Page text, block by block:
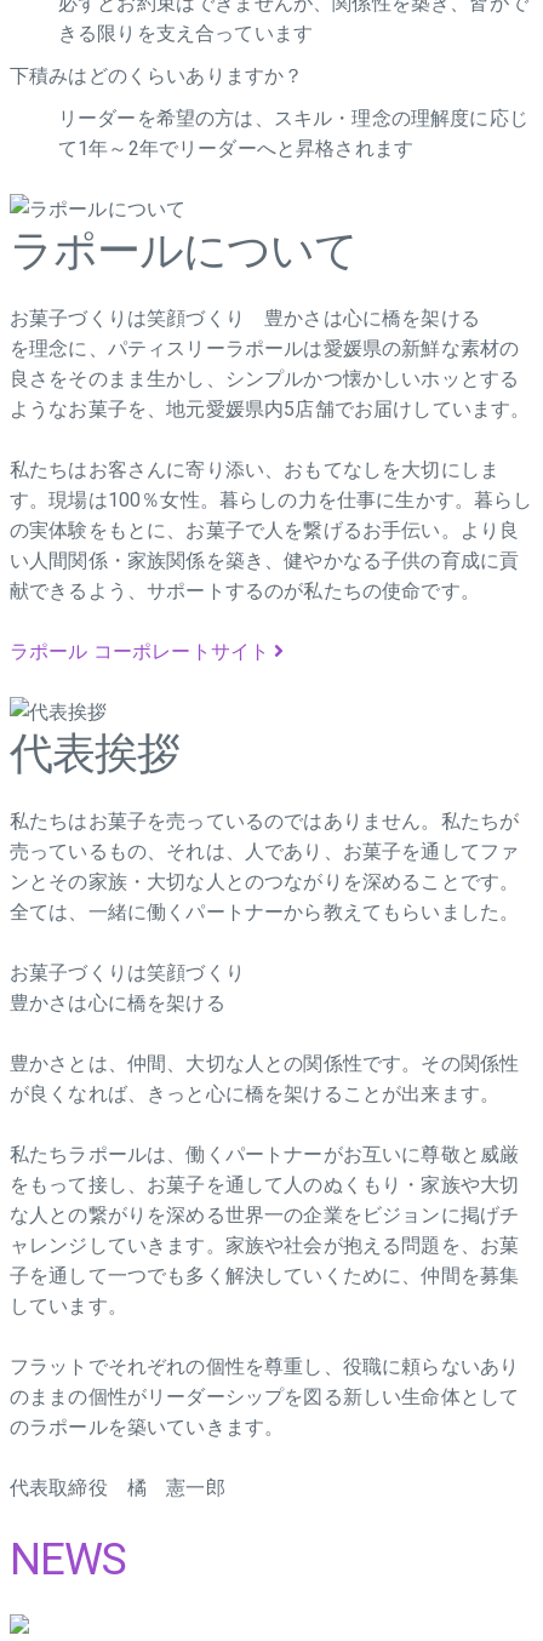
きる限りを支え合っています
下積みはどのくらいありますか？
リーダーを希望の方は、スキル・理念の理解度に応じ
て1年～2年でリーダーへと昇格されます
ラポールについて
お菓子づくりは笑顔づくり 豊かさは心に橋を架ける
を理念に、パティスリーラポールは愛媛県の新鮮な素材の
良さをそのまま生かし、シンプルかつ懐かしいホッとする
ようなお菓子を、地元愛媛県内5店舗でお届けしています。
私たちはお客さんに寄り添い、おもてなしを大切にしま
す。現場は100％女性。暮らしの力を仕事に生かす。暮らし
の実体験をもとに、お菓子で人を繋げるお手伝い。より良
い人間関係・家族関係を築き、健やかなる子供の育成に貢
献できるよう、サポートするのが私たちの使命です。
ラポール コーポレートサイト
代表挨拶
私たちはお菓子を売っているのではありません。私たちが
売っているもの、それは、人であり、お菓子を通してファ
ンとその家族・大切な人とのつながりを深めることです。
全ては、一緒に働くパートナーから教えてもらいました。
お菓子づくりは笑顔づくり
豊かさは心に橋を架ける
豊かさとは、仲間、大切な人との関係性です。その関係性
が良くなれば、きっと心に橋を架けることが出来ます。
私たちラポールは、働くパートナーがお互いに尊敬と威厳
をもって接し、お菓子を通して人のぬくもり・家族や大切
な人との繋がりを深める世界一の企業をビジョンに掲げチ
ャレンジしていきます。家族や社会が抱える問題を、お菓
子を通して一つでも多く解決していくために、仲間を募集
しています。
フラットでそれぞれの個性を尊重し、役職に頼らないあり
のままの個性がリーダーシップを図る新しい生命体として
のラポールを築いていきます。
代表取締役 橘 憲一郎
NEWS